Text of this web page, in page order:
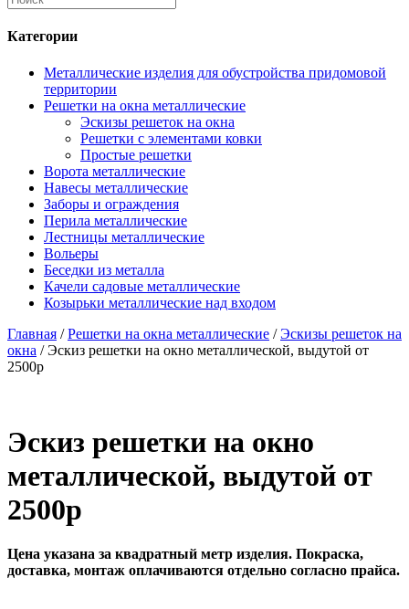
Категории
Металлические изделия для обустройства придомовой
территории
Решетки на окна металлические
Эскизы решеток на окна
Решетки с элементами ковки
Простые решетки
Ворота металлические
Навесы металлические
Заборы и ограждения
Перила металлические
Лестницы металлические
Вольеры
Беседки из металла
Качели садовые металлические
Козырьки металлические над входом
Главная /Решетки на окна металлические /Эскизы решеток на
окна / Эскиз решетки на окно металлической, выдутой от
2500р
Эскиз решетки на окно
металлической, выдутой от
2500р
Цена указана за квадратный метр изделия. Покраска,
доставка, монтаж оплачиваются отдельно согласно прайса.